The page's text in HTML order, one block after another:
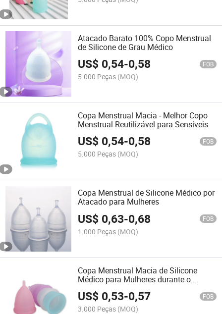
Atacado Barato 100% Copo Menstrual
de Silicone de Grau Médico
US$ 0,54-0,58 FOB
5.000 Peças (MOQ)
Copa Menstrual Macia - Melhor Copo
Menstrual Reutilizável para Sensíveis
US$ 0,54-0,58 FOB
5.000 Peças (MOQ)
Copa Menstrual de Silicone Médico por
Atacado para Mulheres
US$ 0,63-0,68 FOB
1.000 Peças (MOQ)
Copa Menstrual Macia de Silicone
Médico para Mulheres durante o
Período Mensal
US$ 0,53-0,57 FOB
3.000 Peças (MOQ)